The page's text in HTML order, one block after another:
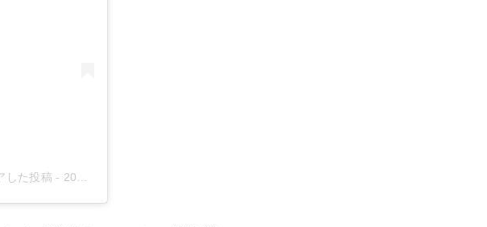
した投稿 - 2018年 9月月16日午後9時18分PDT